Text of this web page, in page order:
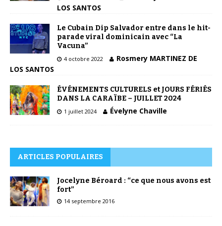
LOS SANTOS
Le Cubain Dip Salvador entre dans le hit-
parade viral dominicain avec “La
Vacuna”
4 octobre 2022
Rosmery MARTINEZ DE
LOS SANTOS
ÉVÉNEMENTS CULTURELS et JOURS FÉRIÉS
DANS LA CARAÏBE – JUILLET 2024
1 juillet 2024 Évelyne Chaville
ARTICLES POPULAIRES
Jocelyne Béroard : “ce que nous avons est
fort”
14 septembre 2016